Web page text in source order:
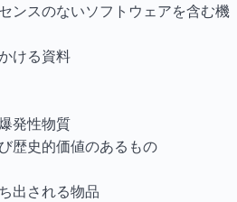
ンスのないソフトウェアを含む機
ける資料
発性物質
歴史的価値のあるもの
出される物品